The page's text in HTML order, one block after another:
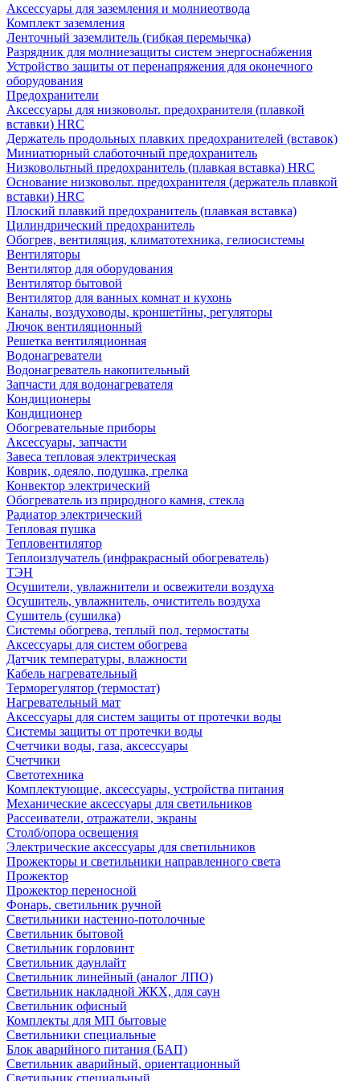
Аксессуары для заземления и молниеотвода
Комплект заземления
Ленточный заземлитель (гибкая перемычка)
Разрядник для молниезащиты систем энергоснабжения
Устройство защиты от перенапряжения для оконечного
оборудования
Предохранители
Аксессуары для низковольт. предохранителя (плавкой
вставки) HRC
Держатель продольных плавких предохранителей (вставок)
Миниатюрный слаботочный предохранитель
Низковольтный предохранитель (плавкая вставка) HRC
Основание низковольт. предохранителя (держатель плавкой
вставки) HRC
Плоский плавкий предохранитель (плавкая вставка)
Цилиндрический предохранитель
Обогрев, вентиляция, климатотехника, гелиосистемы
Вентиляторы
Вентилятор для оборудования
Вентилятор бытовой
Вентилятор для ванных комнат и кухонь
Каналы, воздуховоды, кроншетйны, регуляторы
Лючок вентиляционный
Решетка вентиляционная
Водонагреватели
Водонагреватель накопительный
Запчасти для водонагревателя
Кондиционеры
Кондиционер
Обогревательные приборы
Аксессуары, запчасти
Завеса тепловая электрическая
Коврик, одеяло, подушка, грелка
Конвектор электрический
Обогреватель из природного камня, стекла
Радиатор электрический
Тепловая пушка
Тепловентилятор
Теплоизлучатель (инфракрасный обогреватель)
ТЭН
Осушители, увлажнители и освежители воздуха
Осушитель, увлажнитель, очиститель воздуха
Сушитель (сушилка)
Системы обогрева, теплый пол, термостаты
Аксессуары для систем обогрева
Датчик температуры, влажности
Кабель нагревательный
Терморегулятор (термостат)
Нагревательный мат
Аксессуары для систем защиты от протечки воды
Системы защиты от протечки воды
Счетчики воды, газа, аксессуары
Счетчики
Светотехника
Комплектующие, аксессуары, устройства питания
Механические аксессуары для светильников
Рассеиватели, отражатели, экраны
Столб/опора освещения
Электрические аксессуары для светильников
Прожекторы и светильники направленного света
Прожектор
Прожектор переносной
Фонарь, светильник ручной
Светильники настенно-потолочные
Светильник бытовой
Светильник горловинт
Светильник даунлайт
Светильник линейный (аналог ЛПО)
Светильник накладной ЖКХ, для саун
Светильник офисный
Комплекты для МП бытовые
Светильники специальные
Блок аварийного питания (БАП)
Светильник аварийный, ориентационный
Светильник специальный